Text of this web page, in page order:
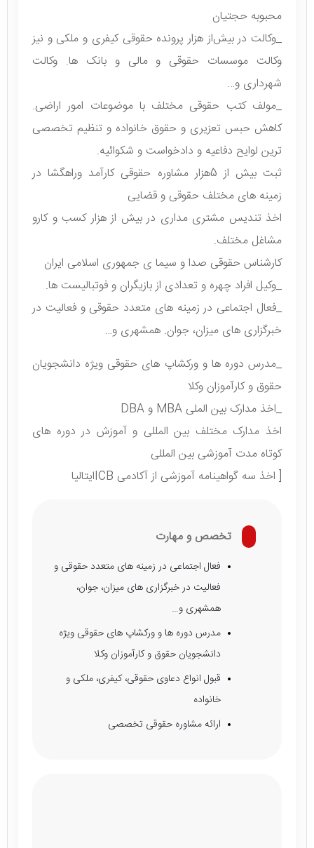
محبوبه حجتیان
_وکالت در بیش‌از هزار پرونده حقوقی کیفری و ملکی و نیز
وکالت موسسات حقوقی و مالی و بانک ها. وکالت
شهرداری و…
_مولف کتب حقوقی مختلف با موضوعات امور اراضی.
کاهش حبس تعزیری و حقوق خانواده و تنظیم تخصصی
ترین لوایح دفاعیه و دادخواست و شکوائیه.
ثبت بیش از 5هزار مشاوره حقوقی کارآمد وراهگشا در
زمینه های مختلف حقوقی و قضایی
اخذ تندیس مشتری مداری در بیش از هزار کسب و کارو
مشاغل مختلف.
کارشناس حقوقی صدا و سیما ی جمهوری اسلامی ایران
_وکیل افراد چهره و تعدادی از بازیگران و فوتبالیست ها.
_فعال اجتماعی در زمینه های متعدد حقوقی و فعالیت در
خبرگزاری های میزان، جوان. همشهری و…
_مدرس دوره ها و ورکشاپ های حقوقی ویژه دانشجویان
حقوق و کارآموزان وکلا
_اخذ مدارک بین الملی MBA و DBA
اخذ مدارک مختلف بین المللی و آموزش در دوره های
کوتاه مدت آموزشی بین المللی
[ اخذ سه گواهینامه آموزشی از آکادمی ICBایتالیا
تخصص و مهارت
فعال اجتماعی در زمینه های متعدد حقوقی و
فعالیت در خبرگزاری های میزان، جوان،
همشهری و…
مدرس دوره ها و ورکشاپ های حقوقی ویژه
دانشجویان حقوق و کارآموزان وکلا
قبول انواع دعاوی حقوقی، کیفری، ملکی و
خانواده
ارائه مشاوره حقوقی تخصصی